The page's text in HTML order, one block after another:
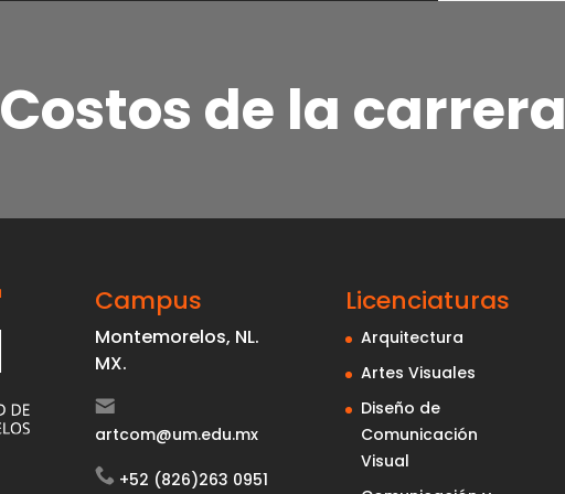
Costos de la carrera
Campus
Montemorelos, NL.
MX.
artcom@um.edu.mx
+52 (826)263 0951
Licenciaturas
Arquitectura
Artes Visuales
Diseño de
Comunicación
Visual